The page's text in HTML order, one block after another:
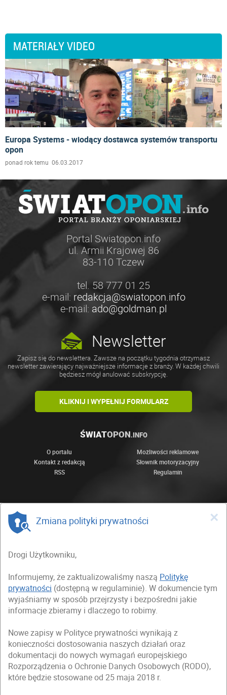
MATERIAŁY VIDEO
Europa Systems - wiodący dostawca systemów transportu
opon
ponad rok temu 06.03.2017
Portal Swiatopon.info
ul. Armii Krajowej 86
83-110 Tczew
tel. 58 777 01 25
e-mail: redakcja@swiatopon.info
e-mail: ado@goldman.pl
Newsletter
Zapisz się do newslettera. Zawsze na początku tygodnia otrzymasz
newsletter zawierający najważniejsze informacje z branży. W każdej chwili
będziesz mógł anulować subskrypcję.
KLIKNIJ I WYPEŁNIJ FORMULARZ
ŚWIATOPON.INFO
O portalu
Możliwości reklamowe
Kontakt z redakcją
Słownik motoryzacyjny
RSS
Regulamin
×
Zmiana polityki prywatności
Drogi Użytkowniku,
Informujemy, że zaktualizowaliśmy naszą Politykę
prywatności (dostępną w regulaminie). W dokumencie tym
wyjaśniamy w sposób przejrzysty i bezpośredni jakie
informacje zbieramy i dlaczego to robimy.
Nowe zapisy w Polityce prywatności wynikają z
konieczności dostosowania naszych działań oraz
dokumentacji do nowych wymagań europejskiego
Rozporządzenia o Ochronie Danych Osobowych (RODO),
które będzie stosowane od 25 maja 2018 r.